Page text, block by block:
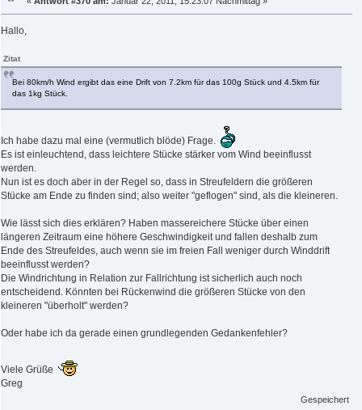
Hallo,
Zitat
Bei 80km/h Wind ergibt das eine Drift von 7.2km für das 100g Stück und 4.5km für
das 1kg Stück.
Ich habe dazu mal eine (vermutlich blöde) Frage.
Es ist einleuchtend, dass leichtere Stücke stärker vom Wind beeinflusst
werden.
Nun ist es doch aber in der Regel so, dass in Streufeldern die größeren
Stücke am Ende zu finden sind; also weiter "geflogen" sind, als die kleineren.
Wie lässt sich dies erklären? Haben massereichere Stücke über einen
längeren Zeitraum eine höhere Geschwindigkeit und fallen deshalb zum
Ende des Streufeldes, auch wenn sie im freien Fall weniger durch Winddrift
beeinflusst werden?
Die Windrichtung in Relation zur Fallrichtung ist sicherlich auch noch
entscheidend. Könnten bei Rückenwind die größeren Stücke von den
kleineren "überholt" werden?
Oder habe ich da gerade einen grundlegenden Gedankenfehler?
Viele Grüße
Greg
Gespeichert